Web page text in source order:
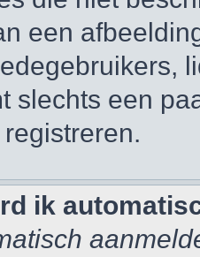
een
slechts een
ik